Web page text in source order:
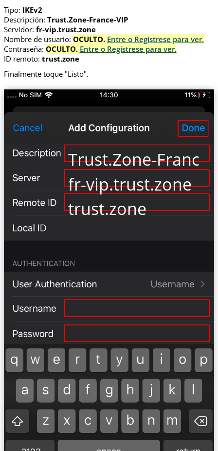
Tipo: IKEv2
Descripción: Trust.Zone-France-VIP
Servidor: fr-vip.trust.zone
Nombre de usuario: OCULTO. Entre o Regístrese para ver.
Contraseña: OCULTO. Entre o Regístrese para ver.
ID remoto: trust.zone
Finalmente toque "Listo".
Trust.Zone-France-
fr-vip.trust.zone
trust.zone